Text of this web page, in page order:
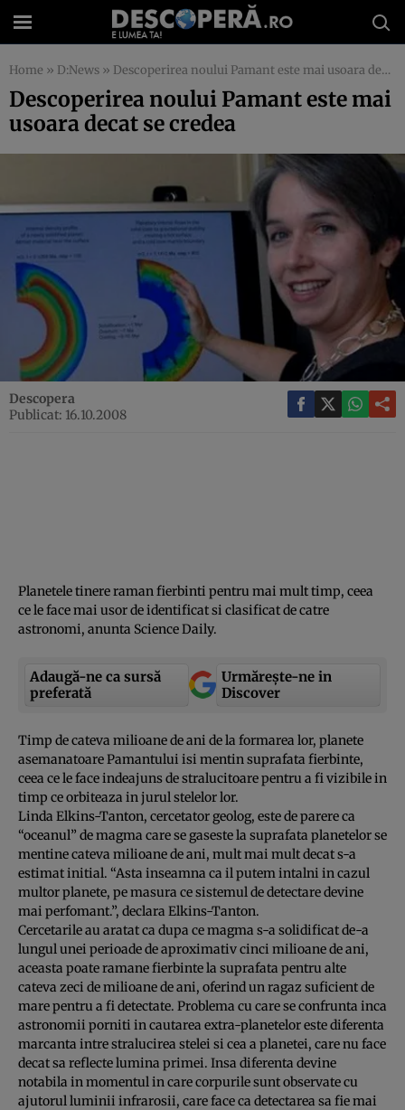
Home » D:News » Descoperirea noului Pamant este mai usoara decat se credea
Descoperirea noului Pamant este mai
usoara decat se credea
Descopera
Publicat: 16.10.2008
Planetele tinere raman fierbinti pentru mai mult timp, ceea
ce le face mai usor de identificat si clasificat de catre
astronomi, anunta Science Daily.
Adaugă-ne ca sursă
preferată
Urmărește-ne in
Discover
Timp de cateva milioane de ani de la formarea lor, planete
asemanatoare Pamantului isi mentin suprafata fierbinte,
ceea ce le face indeajuns de stralucitoare pentru a fi vizibile in
timp ce orbiteaza in jurul stelelor lor.
Linda Elkins-Tanton, cercetator geolog, este de parere ca
“oceanul” de magma care se gaseste la suprafata planetelor se
mentine cateva milioane de ani, mult mai mult decat s-a
estimat initial. “Asta inseamna ca il putem intalni in cazul
multor planete, pe masura ce sistemul de detectare devine
mai perfomant.”, declara Elkins-Tanton.
Cercetarile au aratat ca dupa ce magma s-a solidificat de-a
lungul unei perioade de aproximativ cinci milioane de ani,
aceasta poate ramane fierbinte la suprafata pentru alte
cateva zeci de milioane de ani, oferind un ragaz suficient de
mare pentru a fi detectate. Problema cu care se confrunta inca
astronomii porniti in cautarea extra-planetelor este diferenta
marcanta intre stralucirea stelei si cea a planetei, care nu face
decat sa reflecte lumina primei. Insa diferenta devine
notabila in momentul in care corpurile sunt observate cu
ajutorul luminii infrarosii, care face ca detectarea sa fie mai